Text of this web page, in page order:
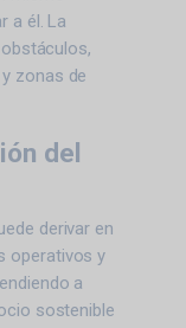
a él. La
zonas de
del
derivar en
operativos y
a
sostenible